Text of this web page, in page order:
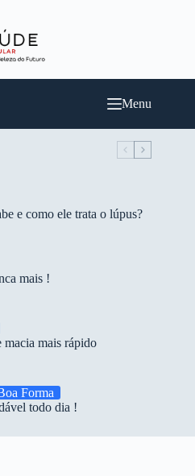
Menu
e como ele trata o lúpus?
mais !
macia mais rápido
Forma
todo dia !